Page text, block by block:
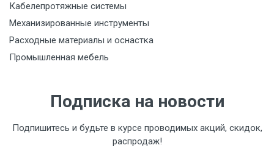
Кабелепротяжные системы
Механизированные инструменты
Расходные материалы и оснастка
Промышленная мебель
Подписка на новости
Подпишитесь и будьте в курсе проводимых акций, скидок,
распродаж!